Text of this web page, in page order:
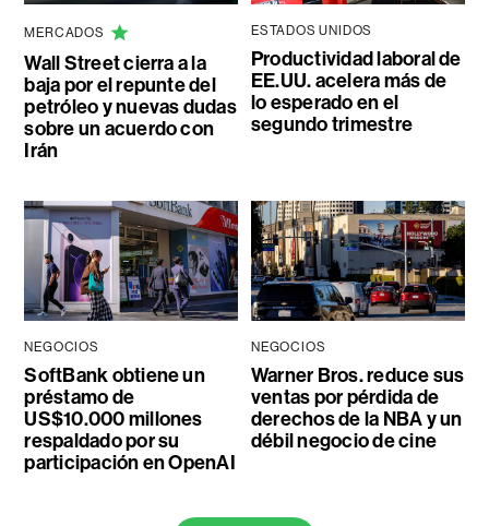
MERCADOS
Wall Street cierra a la
baja por el repunte del
petróleo y nuevas dudas
sobre un acuerdo con
Irán
ESTADOS UNIDOS
Productividad laboral de
EE.UU. acelera más de
lo esperado en el
segundo trimestre
NEGOCIOS
SoftBank obtiene un
préstamo de
US$10.000 millones
respaldado por su
participación en OpenAI
NEGOCIOS
Warner Bros. reduce sus
ventas por pérdida de
derechos de la NBA y un
débil negocio de cine